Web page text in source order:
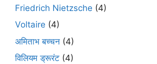
Friedrich Nietzsche (4)
Voltaire (4)
अमिताभ बच्चन (4)
विलियम ड्रूरंट (4)